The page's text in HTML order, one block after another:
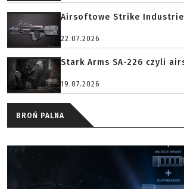
Airsoftowe Strike
22.07.2026
Stark Arms SA-226 czyli
19.07.2026
BROŃ PALNA